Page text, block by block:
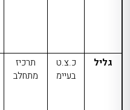
גליל
כ.צ.ט
בעיימ
תרכיז
מתחלב